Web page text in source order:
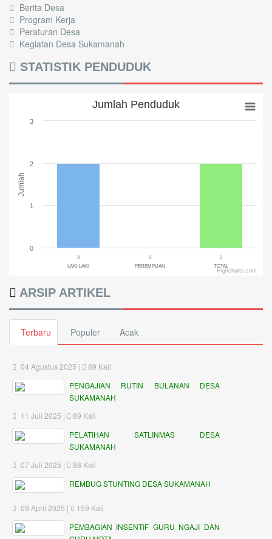
Berita Desa
Program Kerja
Peraturan Desa
Kegiatan Desa Sukamanah
STATISTIK PENDUDUK
Jumlah
Jumlah Penduduk
2
LAKI-LAKI
0
PEREMPUAN
2
TOTAL
0
1
2
3
Highcharts.com
ARSIP ARTIKEL
Terbaru Populer Acak
04 Agustus 2025 |
89 Kali
PENGAJIAN RUTIN BULANAN DESA
SUKAMANAH
11 Juli 2025 |
89 Kali
PELATIHAN SATLINMAS DESA
SUKAMANAH
07 Juli 2025 |
88 Kali
REMBUG STUNTING DESA SUKAMANAH
09 April 2025 |
159 Kali
PEMBAGIAN INSENTIF GURU NGAJI DAN